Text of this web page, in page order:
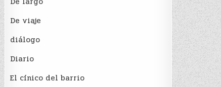
De viaje
diálogo
Diario
El cínico del barrio